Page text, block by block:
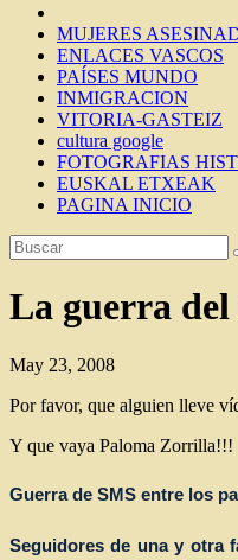
MUJERES
ENLACES VASCOS
PAÍSES MUNDO
INMIGRACION
VITORIA-GASTEIZ
cultura google
FOTOGRAFIAS
EUSKAL ETXEAK
PAGINA INICIO
La guerra del
May 23, 2008
Por favor, que alguien lleve
Y que vaya Paloma Zorrilla!!!
Guerra de SMS entre los
Seguidores de una y otra